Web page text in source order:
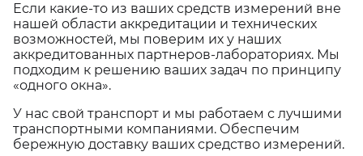
Если какие-то из ваших средств измерений вне
нашей области аккредитации и технических
возможностей, мы поверим их у наших
аккредитованных партнеров-лабораториях. Мы
подходим к решению ваших задач по принципу
«одного окна».
У нас свой транспорт и мы работаем с лучшими
транспортными компаниями. Обеспечим
бережную доставку ваших средство измерений.